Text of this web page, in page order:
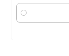
Cantidad